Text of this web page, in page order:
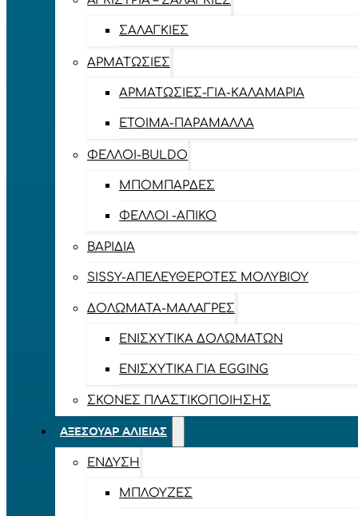
ΣΑΛΑΓΚΙΈΣ
ΑΡΜΑΤΩΣΙΈΣ
ΑΡΜΑΤΩΣΙΈΣ-ΓΙΑ-ΚΑΛΑΜΆΡΙΑ
ΈΤΟΙΜΑ-ΠΑΡΆΜΑΛΛΑ
ΦΕΛΛΟΊ-BULDO
ΜΠΟΜΠΆΡΔΕΣ
ΦΕΛΛΟΊ -ΑΠΊΚΟ
ΒΑΡΊΔΙΑ
SISSY-ΑΠΕΛΕΥΘΕΡΟΤΈΣ ΜΟΛΥΒΙΟΎ
ΔΟΛΏΜΑΤΑ-ΜΑΛΆΓΡΕΣ
ΕΝΙΣΧΥΤΙΚΆ ΔΟΛΩΜΆΤΩΝ
ΕΝΙΣΧΥΤΙΚΆ ΓΙΑ EGGING
ΣΚΌΝΕΣ ΠΛΑΣΤΙΚΟΠΟΊΗΣΗΣ
ΑΞΕΣΟΥΆΡ ΑΛΙΕΊΑΣ
ΈΝΔΥΣΗ
ΜΠΛΟΎΖΕΣ